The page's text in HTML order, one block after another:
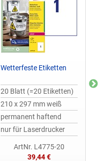
Wetterfeste Etiketten
20 Blatt (=20 Etiketten)
210 x 297 mm weiß
permanent haftend
nur für Laserdrucker
ArtNr. L4775-20
39,44 €